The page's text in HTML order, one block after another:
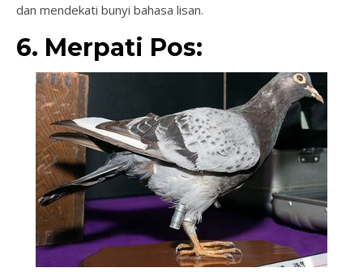
dan mendekati bunyi bahasa lisan.
6. Merpati Pos: